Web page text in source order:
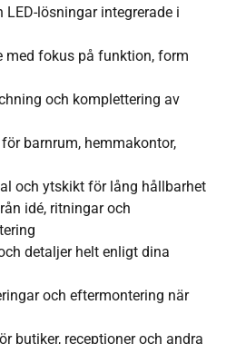
lösningar integrerade i
med fokus på funktion, form
och komplettering av
barnrum, hemmakontor,
och ytskikt för lång hållbarhet
idé, ritningar och
detaljer helt enligt dina
och eftermontering när
butiker, receptioner och andra